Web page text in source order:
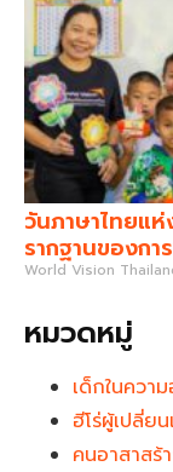
วันภาษาไทยแ
รากฐานของก
World Vision
หมวดหมู่
เด็กในควา
ฮีโร่ผู้เปลี่ย
คนอาสาสร้